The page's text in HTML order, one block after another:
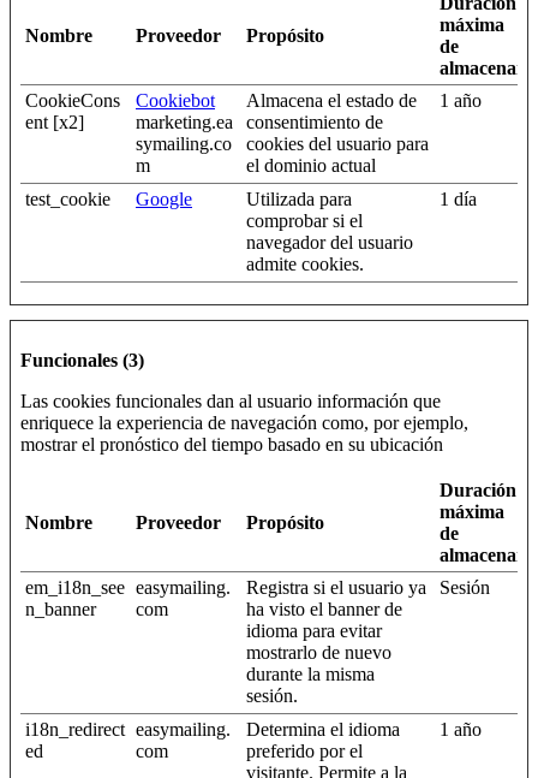
Nombre Proveedor Propósito
máxima
de
CookieCons
ent [x2]
Cookiebot
marketing.ea
symailing.co
m
Almacena el estado de
consentimiento de
cookies del usuario para
el dominio actual
1 año
test_cookie Google
Utilizada para
comprobar si el
navegador del usuario
admite cookies.
1 día
Funcionales (3)
Las cookies funcionales dan al usuario información que
enriquece la experiencia de navegación como, por ejemplo,
mostrar el pronóstico del tiempo basado en su ubicación
Nombre Proveedor Propósito
Duración
máxima
de
em_i18n_see
n_banner
easymailing.
com
Registra si el usuario ya
ha visto el banner de
idioma para evitar
mostrarlo de nuevo
durante la misma
sesión.
Sesión
i18n_redirect
ed
easymailing.
com
Determina el idioma
preferido por el
visitante. Permite a la
1 año